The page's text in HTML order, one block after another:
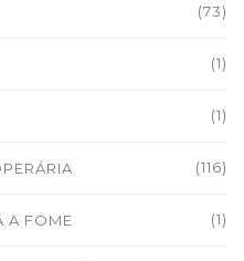
(73)
(1)
(1)
(116)
A FOME (1)